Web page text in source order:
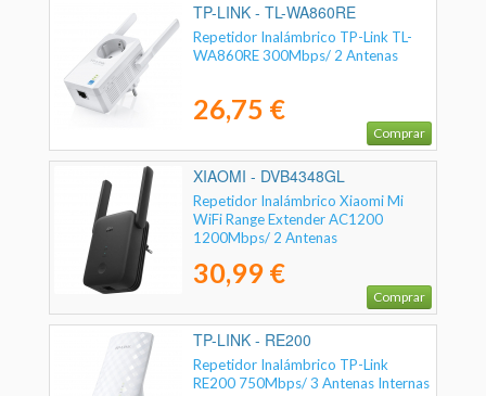
TP-LINK - TL-WA860RE
Repetidor Inalámbrico TP-Link TL-
WA860RE 300Mbps/ 2 Antenas
26,75 €
Comprar
XIAOMI - DVB4348GL
Repetidor Inalámbrico Xiaomi Mi
WiFi Range Extender AC1200
1200Mbps/ 2 Antenas
30,99 €
Comprar
TP-LINK - RE200
Repetidor Inalámbrico TP-Link
RE200 750Mbps/ 3 Antenas Internas